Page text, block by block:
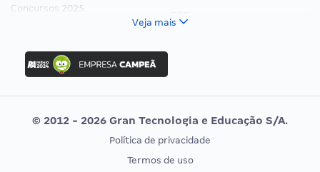
Concursos 2025
Concurso Nacional Unificado
Concurso Ibama
Concurso MPU
Editais publicados
Vunesp
CONCURSOS POR PROFISSÃO
EXAME DE ORDEM
Veja mais
© 2012 - 2026 Gran Tecnologia e Educação S/A.
Política de privacidade
Termos de uso